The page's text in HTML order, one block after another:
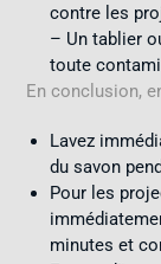
contre les
– Un tablier
toute
En conclusion,
Lavez
du savon
Pour les
minutes et